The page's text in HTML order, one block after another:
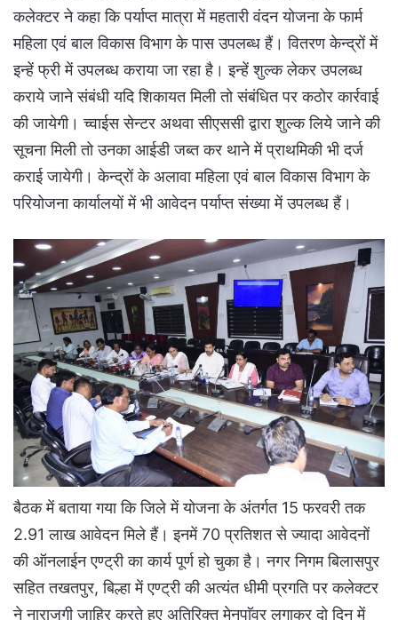
कलेक्टर ने कहा कि पर्याप्त मात्रा में महतारी वंदन योजना के फार्म
महिला एवं बाल विकास विभाग के पास उपलब्ध हैं। वितरण केन्द्रों में
इन्हें फ्री में उपलब्ध कराया जा रहा है। इन्हें शुल्क लेकर उपलब्ध
कराये जाने संबंधी यदि शिकायत मिली तो संबंधित पर कठोर कार्रवाई
की जायेगी। च्वाईस सेन्टर अथवा सीएससी द्वारा शुल्क लिये जाने की
सूचना मिली तो उनका आईडी जब्त कर थाने में प्राथमिकी भी दर्ज
कराई जायेगी। केन्द्रों के अलावा महिला एवं बाल विकास विभाग के
परियोजना कार्यालयों में भी आवेदन पर्याप्त संख्या में उपलब्ध हैं।
बैठक में बताया गया कि जिले में योजना के अंतर्गत 15 फरवरी तक
2.91 लाख आवेदन मिले हैं। इनमें 70 प्रतिशत से ज्यादा आवेदनों
की ऑनलाईन एण्ट्री का कार्य पूर्ण हो चुका है। नगर निगम बिलासपुर
सहित तखतपुर, बिल्हा में एण्ट्री की अत्यंत धीमी प्रगति पर कलेक्टर
ने नाराजगी जाहिर करते हुए अतिरिक्त मेनपाॅवर लगाकर दो दिन में